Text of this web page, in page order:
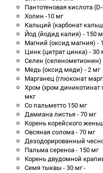
Пантотеновая кислота
Холин -10 мг
Кальций (карбонат
Йод (йодид калия) - 150
Магний (оксид магния) -
Цинк (цитрат цинка) - 30
Селен (селенометионин)
Медь (оксид меди) - 2 мг
Марганец (глюконат
Хром (хром диникотинат
мкг
Со пальметто 150 мг
Дамиана листья - 70 мг
Корень корейского
Овсяная солома - 70 мг
Дезодорированный
Пальма сереноа - 150 мг
Корень двудомной
Семя тыквы - 30 мг -